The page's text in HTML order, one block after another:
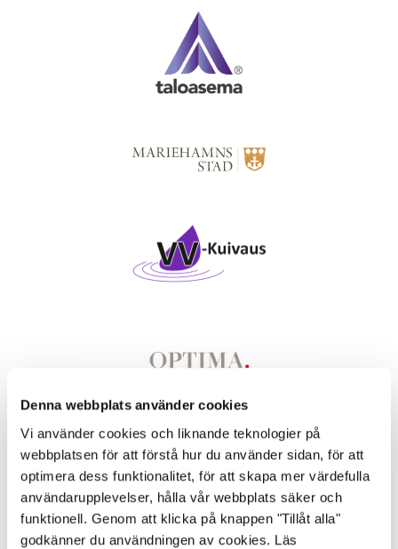
Denna webbplats använder cookies
Vi använder cookies och liknande teknologier på
webbplatsen för att förstå hur du använder sidan, för att
optimera dess funktionalitet, för att skapa mer värdefulla
användarupplevelser, hålla vår webbplats säker och
funktionell. Genom att klicka på knappen "Tillåt alla"
godkänner du användningen av cookies. Läs